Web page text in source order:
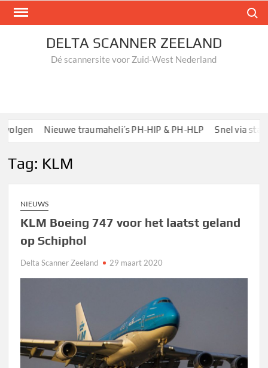
Zoek
DELTA SCANNER ZEELAND
Dé scannersite voor Zuid-West Nederland
Nieuwe traumaheli’s PH-HIP & PH-HLP Snel via
Tag: KLM
NIEUWS
KLM Boeing 747 voor het laatst geland
op Schiphol
Delta Scanner Zeeland 29 maart 2020